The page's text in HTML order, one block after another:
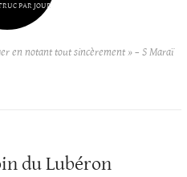
PAR JOUR
en notant tout sincèrement » – S Maraï
du Lubéron